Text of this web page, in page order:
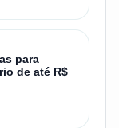
para
de até R$